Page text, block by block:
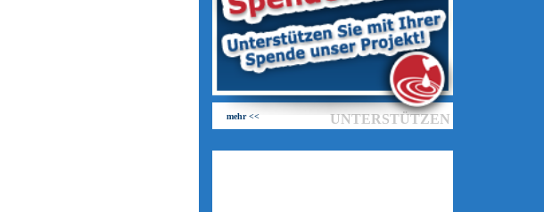
UNTERSTÜTZEN
mehr <<